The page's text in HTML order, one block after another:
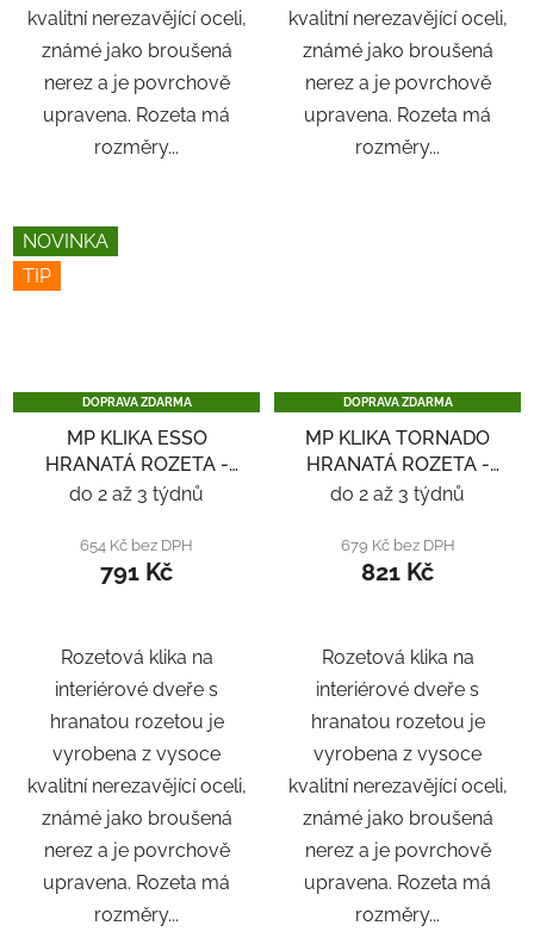
kvalitní nerezavějící oceli,
známé jako broušená
nerez a je povrchově
upravena. Rozeta má
rozměry...
kvalitní nerezavějící oceli,
známé jako broušená
nerez a je povrchově
upravena. Rozeta má
rozměry...
NOVINKA
TIP
DOPRAVA ZDARMA
MP KLIKA ESSO
HRANATÁ ROZETA -
ČERNÁ
do 2 až 3 týdnů
654 Kč bez DPH
791 Kč
Rozetová klika na
interiérové ​​dveře s
hranatou rozetou je
vyrobena z vysoce
kvalitní nerezavějící oceli,
známé jako broušená
nerez a je povrchově
upravena. Rozeta má
rozměry...
DOPRAVA ZDARMA
MP KLIKA TORNADO
HRANATÁ ROZETA -
NEREZ
do 2 až 3 týdnů
679 Kč bez DPH
821 Kč
Rozetová klika na
interiérové ​​dveře s
hranatou rozetou je
vyrobena z vysoce
kvalitní nerezavějící oceli,
známé jako broušená
nerez a je povrchově
upravena. Rozeta má
rozměry...